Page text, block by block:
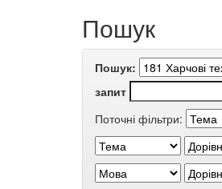
Пошук
Пошук:
запит
Поточні фільтри: